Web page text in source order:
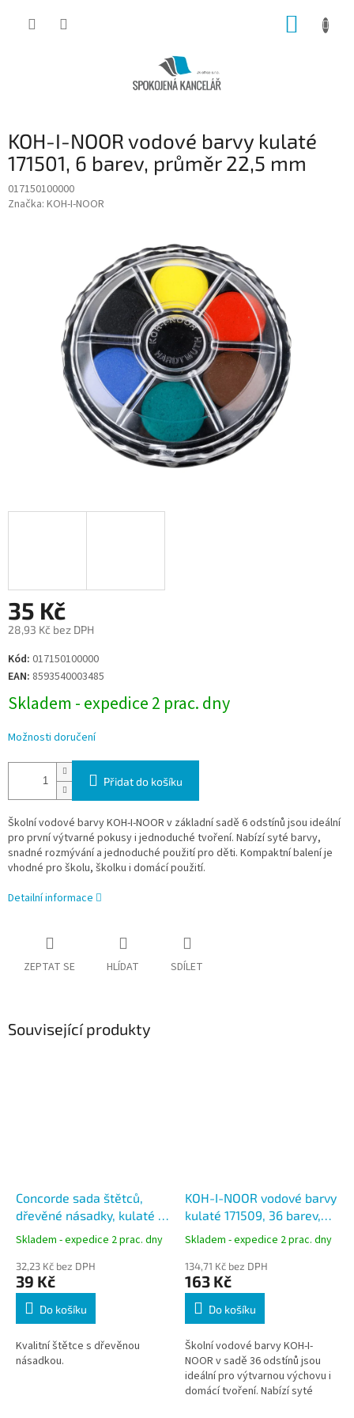
KOH-I-NOOR vodové barvy kulaté
171501, 6 barev, průměr 22,5 mm
017150100000
Značka: KOH-I-NOOR
35 Kč
28,93 Kč bez DPH
Měrná
cena:
Kód: 017150100000
EAN: 8593540003485
Skladem - expedice 2 prac. dny
Možnosti doručení
Přidat do košíku
Školní vodové barvy KOH-I-NOOR v základní sadě 6 odstínů jsou ideální
pro první výtvarné pokusy i jednoduché tvoření. Nabízí syté barvy,
snadné rozmývání a jednoduché použití pro děti. Kompaktní balení je
vhodné pro školu, školku i domácí použití.
Detailní informace
ZEPTAT SE HLÍDAT SDÍLET
Související produkty
Concorde sada štětců,
dřevěné násadky, kulaté a
ploché
Skladem - expedice 2 prac. dny
32,23 Kč bez DPH
39 Kč
Do košíku
Kvalitní štětce s dřevěnou
násadkou.
KOH-I-NOOR vodové barvy
kulaté 171509, 36 barev,
průměr 22,5 mm
Skladem - expedice 2 prac. dny
134,71 Kč bez DPH
163 Kč
Do košíku
Školní vodové barvy KOH-I-
NOOR v sadě 36 odstínů jsou
ideální pro výtvarnou výchovu i
domácí tvoření. Nabízí syté